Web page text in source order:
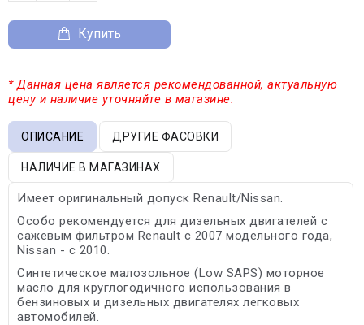
Купить
* Данная цена является рекомендованной, актуальную
цену и наличие уточняйте в магазине.
ОПИСАНИЕ ДРУГИЕ ФАСОВКИ
НАЛИЧИЕ В МАГАЗИНАХ
Имеет оригинальный допуск Renault/Nissan.
Особо рекомендуется для дизельных двигателей с
сажевым фильтром Renault с 2007 модельного года,
Nissan - с 2010.
Синтетическое малозольное (Low SAPS) моторное
масло для круглогодичного использования в
бензиновых и дизельных двигателях легковых
автомобилей.